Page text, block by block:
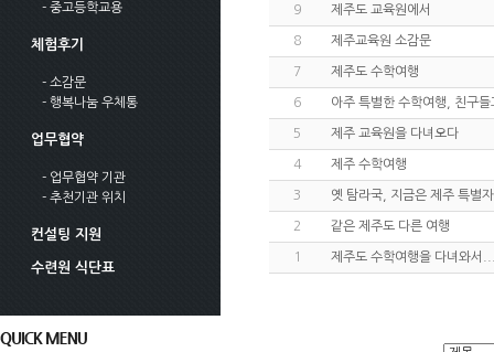
- 중고등학교용
체험후기
- 소감문
- 행복나눔 우체통
업무협약
- 업무협약 기관
- 추천기관 위치
컨설팅 지원
수련원 식단표
9 제주도 교육원에서
8 제주교육원 소감문
7 제주도 수학여행
6 아주 특별한 수학여행, 친구
5 제주 교육원을 다녀오다
4 제주 수학여행
3 옛 탐라국, 지금은 제주 특별
2 같은 제주도 다른 여행
1 제주도 수학여행을 다녀와서